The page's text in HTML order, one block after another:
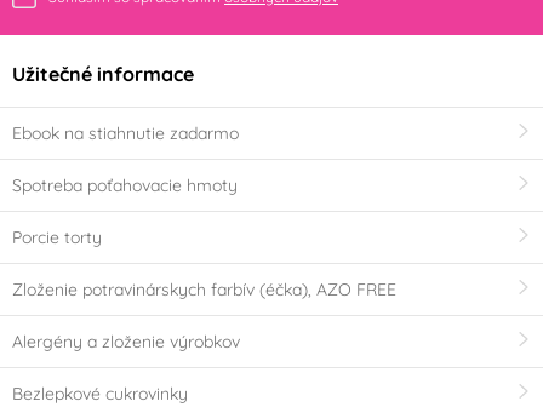
Užitečné informace
Ebook na stiahnutie zadarmo
Spotreba poťahovacie hmoty
Porcie torty
Zloženie potravinárskych farbív (éčka), AZO FREE
Alergény a zloženie výrobkov
Bezlepkové cukrovinky